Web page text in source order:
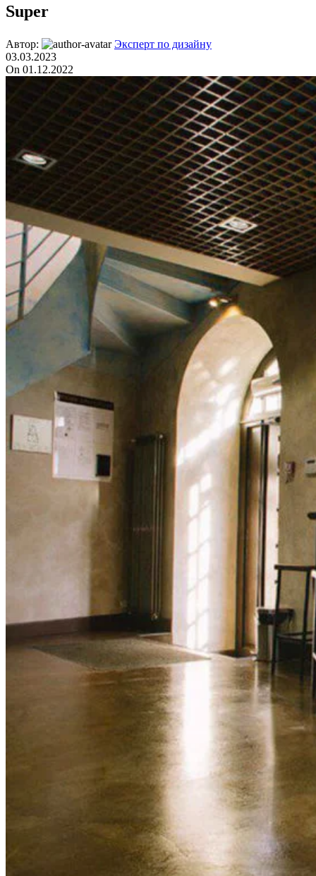
Super
Автор:
Эксперт по дизайну
03.03.2023
On 01.12.2022